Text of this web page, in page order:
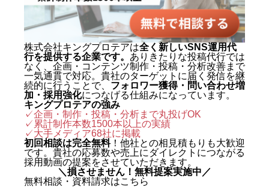
株式会社キングプロテアは全く新しいSNS運用代
行を提供する企業です。 ありきたりな投稿代行では
なく、企画・コンテンツ制作・投稿・分析改善まで
一気通貫で対応。貴社のターゲットに届く発信を継
続的に行うことで、 フォロワー獲得・問い合わせ増
加・採用強化につなげる仕組みになっています。
キングプロテアの強み
✓企画・制作・投稿・分析まで丸投げOK
✓累計制作本数1500本以上の実績
✓大手メディア68社に掲載
初回相談は完全無料！他社との相見積もりも大歓迎
です。貴社の応募数や売上にダイレクトにつながる
採用動画の提案をさせていただきます。
＼損させません！無料提案実施中／
無料相談・資料請求はこちら